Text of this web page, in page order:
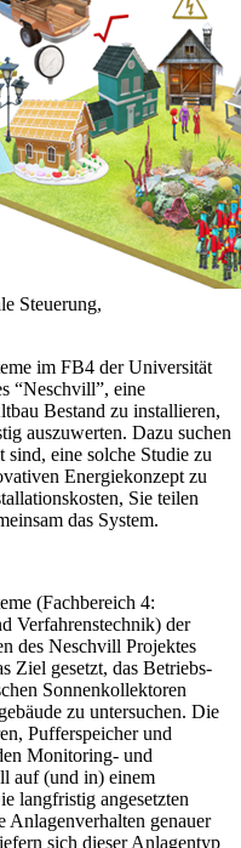
Steuerung,
im FB4 der Universität
“Neschvill”, eine
Bestand zu installieren,
auszuwerten. Dazu suchen
eine solche Studie zu
Energiekonzept zu
Sie teilen
das System.
(Fachbereich 4:
Verfahrenstechnik) der
des Neschvill Projektes
Ziel gesetzt, das Betriebs-
Sonnenkollektoren
zu untersuchen. Die
Pufferspeicher und
Monitoring- und
auf (und in) einem
langfristig angesetzten
Anlagenverhalten genauer
sich dieser Anlagentyp